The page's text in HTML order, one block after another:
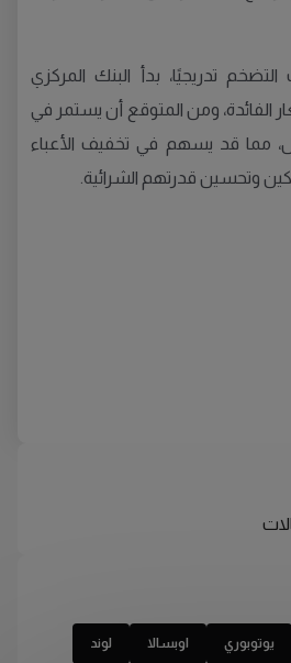
تدريجيًا، بدأ البنك المركزي
ومن المتوقع أن يستمر في
مما قد يسهم في تخفيف الأعباء
وتحسين قدرتهم الشرائية.
يوتوبوري اوبسالا لوند